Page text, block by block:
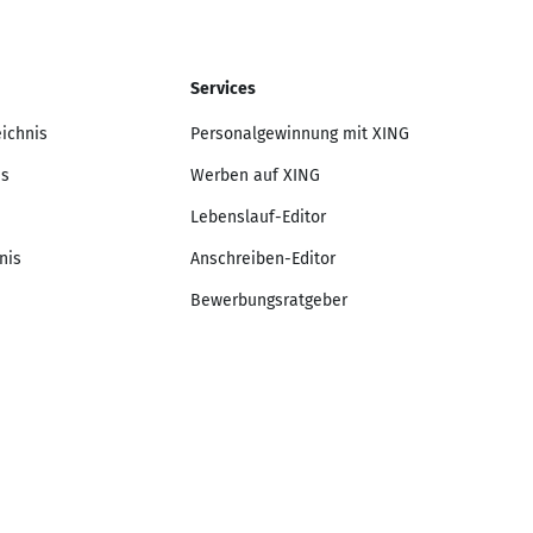
Services
Personalgewinnung mit XING
Werben auf XING
Lebenslauf-Editor
Anschreiben-Editor
Bewerbungsratgeber